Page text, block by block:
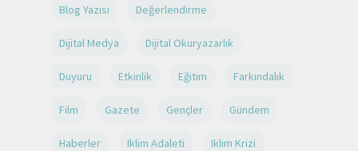
Blog Yazısı Değerlendirme
Dijital Medya Dijital Okuryazarlık
Duyuru Etkinlik Eğitim Farkındalık
Film Gazete Gençler Gündem
Haberler Iklim Adaleti Iklim Krizi